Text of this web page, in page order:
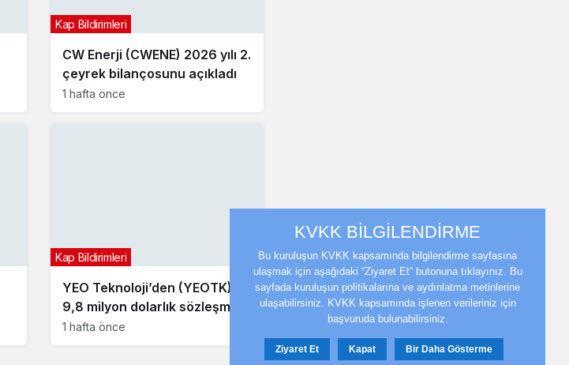
CW Enerji (CWENE) 2026 yılı 2.
çeyrek bilançosunu açıkladı
Kap Bildirimleri
1 hafta önce
YEO Teknoloji’den (YEOTK)
9,8 milyon dolarlık sözleşme
Kap Bildirimleri
1 hafta önce
KVKK BİLGİLENDİRME
Bu kuruluşun KVKK kapsamında bilgilendirme sayfasına
ulaşmak için aşağıdaki “Ziyaret Et” butonuna tıklayınız. Bu
sayfada kuruluşun politikalarına ve aydınlatma metinlerine
ulaşabilirsiniz. KVKK kapsamında işlenen verileriniz için
başvuruda bulunabilirsiniz.
Ziyaret Et Kapat Bir Daha Gösterme